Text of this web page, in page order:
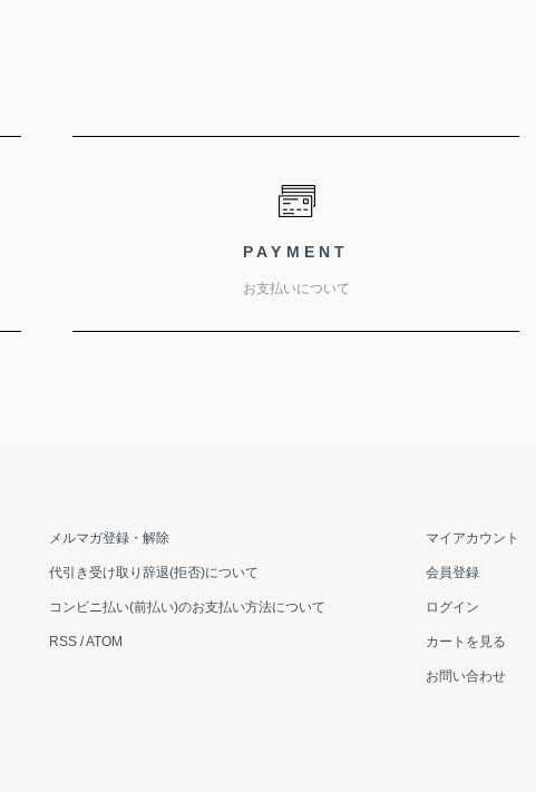
PAYMENT
お支払いについて
メルマガ登録・解除
代引き受け取り辞退(拒否)について
コンビニ払い(前払い)のお支払い方法について
RSS /ATOM
マイアカウント
会員登録
ログイン
カートを見る
お問い合わせ